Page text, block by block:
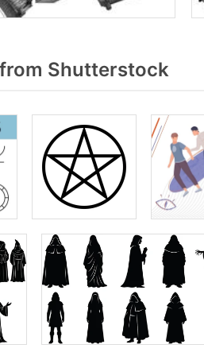
Shutterstock